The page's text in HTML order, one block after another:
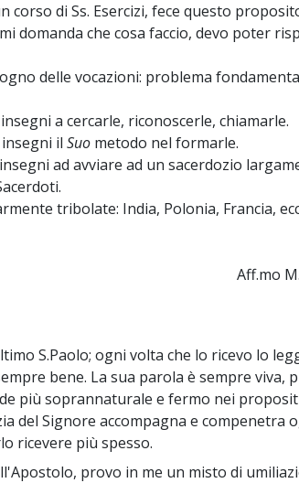
corso di Ss. Esercizi, fece questo
domanda che cosa faccio, devo poter
delle vocazioni: problema
a cercarle, riconoscerle, chiamarle.
il Suometodo nel formarle.
ad avviare ad un sacerdozio
tribolate: India, Polonia, Francia,
Aff.mo
S.Paolo; ogni volta che lo ricevo lo
bene. La sua parola è sempre viva,
più soprannaturale e fermo nei
del Signore accompagna e compenetra
ricevere più spesso.
provo in me un misto di